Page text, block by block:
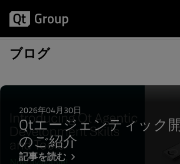
ブログ
記事カテゴリー: Visual
2026年04月30日
Qtエージェンティック
のご紹介
記事を読む